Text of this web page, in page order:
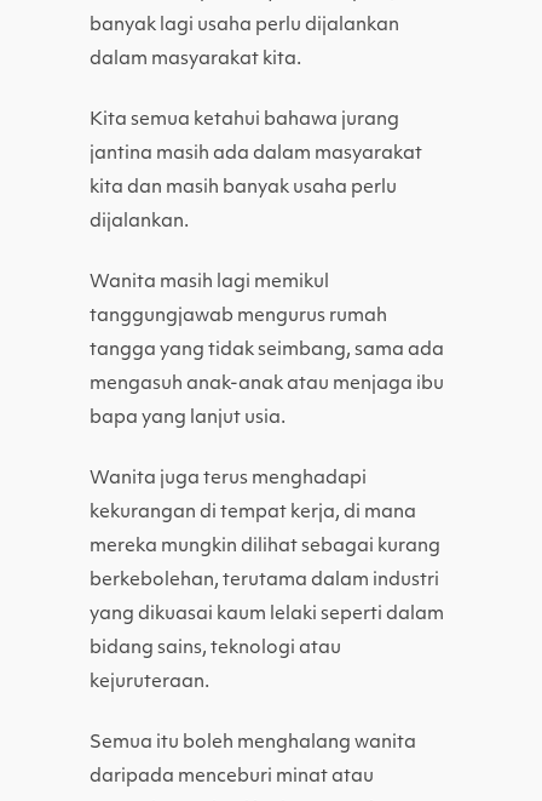
banyak lagi usaha perlu dijalankan
dalam masyarakat kita.
Kita semua ketahui bahawa jurang
jantina masih ada dalam masyarakat
kita dan masih banyak usaha perlu
dijalankan.
Wanita masih lagi memikul
tanggungjawab mengurus rumah
tangga yang tidak seimbang, sama ada
mengasuh anak-anak atau menjaga ibu
bapa yang lanjut usia.
Wanita juga terus menghadapi
kekurangan di tempat kerja, di mana
mereka mungkin dilihat sebagai kurang
berkebolehan, terutama dalam industri
yang dikuasai kaum lelaki seperti dalam
bidang sains, teknologi atau
kejuruteraan.
Semua itu boleh menghalang wanita
daripada menceburi minat atau